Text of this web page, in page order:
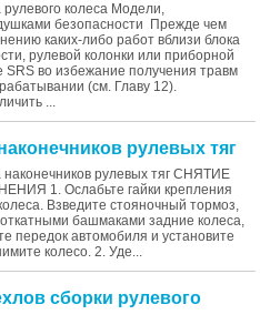
колеса Модели,
безопасности Прежде чем
каких-либо работ вблизи блока
рулевой колонки или приборной
SRS во избежание получения травм
(см. Главу 12).
...
рулевых тяг
наконечников рулевых тяг СНЯТИЕ
1. Ослабьте гайки крепления
Взведите стояночный тормоз,
башмаками задние колеса,
передок автомобиля и установите
колесо. 2. Уде...
сборки рулевого